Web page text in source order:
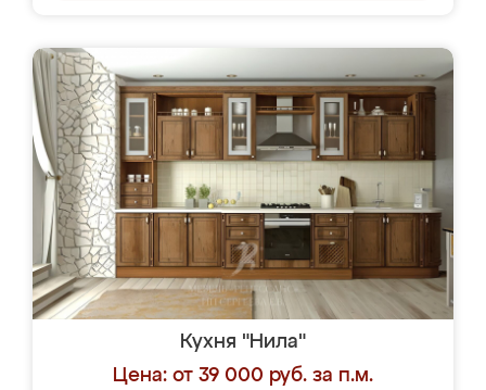
Кухня "Нила"
Цена: от 39 000 руб. за п.м.